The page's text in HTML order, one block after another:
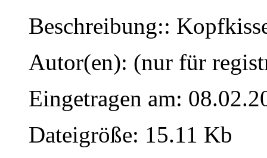
Beschreibung::
Autor(en): (nur für
Eingetragen am:
Dateigröße: 15.11 Kb